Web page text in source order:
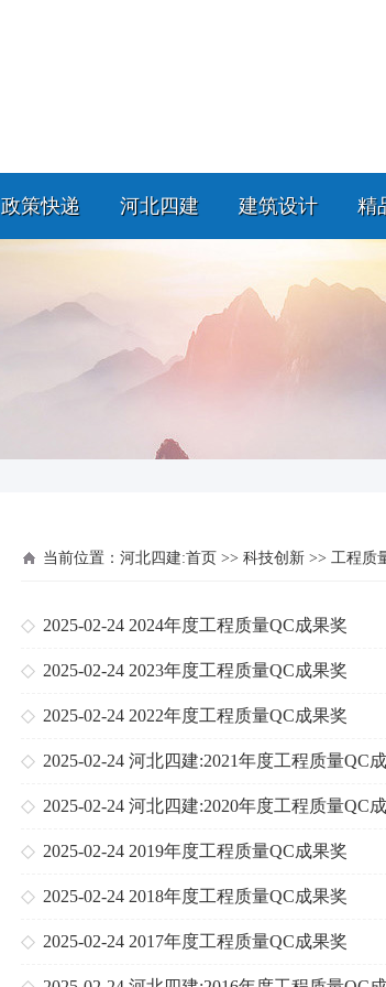
政策快递 河北四建 建筑设计 精
当前位置： 河北四建:首页 >> 科技创新 >> 工程质
2025-02-24 2024年度工程质量QC成果奖
2025-02-24 2023年度工程质量QC成果奖
2025-02-24 2022年度工程质量QC成果奖
2025-02-24 河北四建:2021年度工程质量QC
2025-02-24 河北四建:2020年度工程质量QC
2025-02-24 2019年度工程质量QC成果奖
2025-02-24 2018年度工程质量QC成果奖
2025-02-24 2017年度工程质量QC成果奖